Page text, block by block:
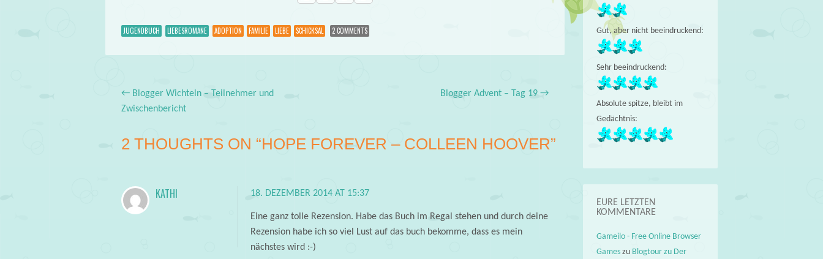
JUGENDBUCH LIEBESROMANE ADOPTION FAMILIE LIEBE SCHICKSAL 2 COMMENTS
Post navigation
←Blogger Wichteln – Teilnehmer und
Zwischenbericht
Blogger Advent – Tag 19→
2 THOUGHTS ON “HOPE FOREVER – COLLEEN HOOVER”
KATHI 18. DEZEMBER 2014 AT 15:37
Eine ganz tolle Rezension. Habe das Buch im Regal stehen und durch deine
Rezension habe ich so viel Lust auf das buch bekomme, dass es mein
nächstes wird :-)
Gut, aber nicht beeindruckend:
Sehr beeindruckend:
Absolute spitze, bleibt im
Gedächtnis:
EURE LETZTEN
KOMMENTARE
Gameilo - Free Online Browser
Games zu Blogtour zu Der